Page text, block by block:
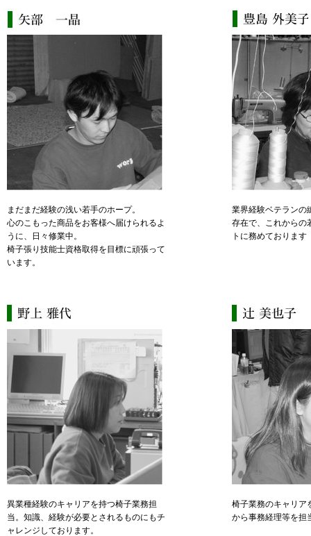
まだまだ経験の浅い若手のホープ。
心のこもった商品をお客様へ届けられるよ
うに、日々修業中。
椅子張り技能士資格取得を目標に頑張って
います。
業界経験ベテランの
存在で、これからの
トに務めております
異業種経験のキャリアを持つ椅子業務担
当。知識、経験が必要とされるものにもチ
ャレンジしております。
椅子業務のキャリア
から事務経理等を担